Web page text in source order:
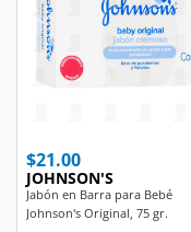
$21.00
JOHNSON'S
Jabón en Barra para Bebé
Johnson's Original, 75 gr.